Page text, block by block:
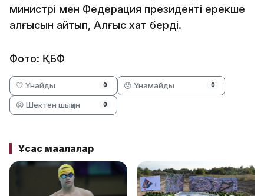
министрі мен Федерация президенті ерекше
алғысын айтып, Алғыс хат берді.
Фото: ҚБФ
🤍 Ұнайды 0 😞 Ұнамайды 0
😡 Шектен шыққан 0
Ұқсас мақалалар